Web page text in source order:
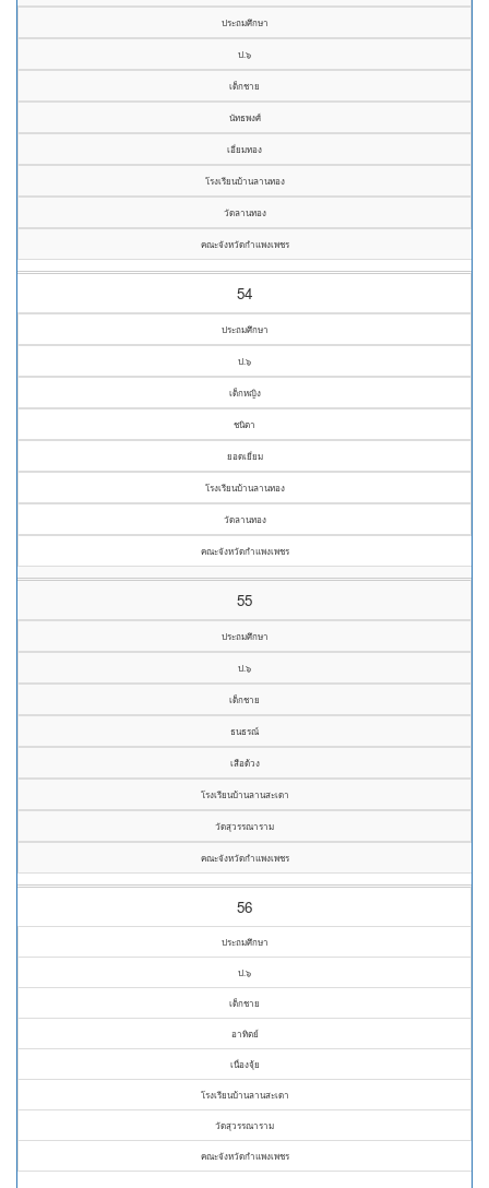
ประถมศึกษา
ป.๖
เด็กชาย
นัทธพงศ์
เอี่ยมทอง
โรงเรียนบ้านลานทอง
วัดลานทอง
คณะจังหวัดกำแพงเพชร
54
ประถมศึกษา
ป.๖
เด็กหญิง
ชนิตา
ยอดเยี่ยม
โรงเรียนบ้านลานทอง
วัดลานทอง
คณะจังหวัดกำแพงเพชร
55
ประถมศึกษา
ป.๖
เด็กชาย
ธนธรณ์
เสือด้วง
โรงเรียนบ้านลานสะเดา
วัดสุวรรณาราม
คณะจังหวัดกำแพงเพชร
56
ประถมศึกษา
ป.๖
เด็กชาย
อาทิตย์
เนื่องจุ้ย
โรงเรียนบ้านลานสะเดา
วัดสุวรรณาราม
คณะจังหวัดกำแพงเพชร